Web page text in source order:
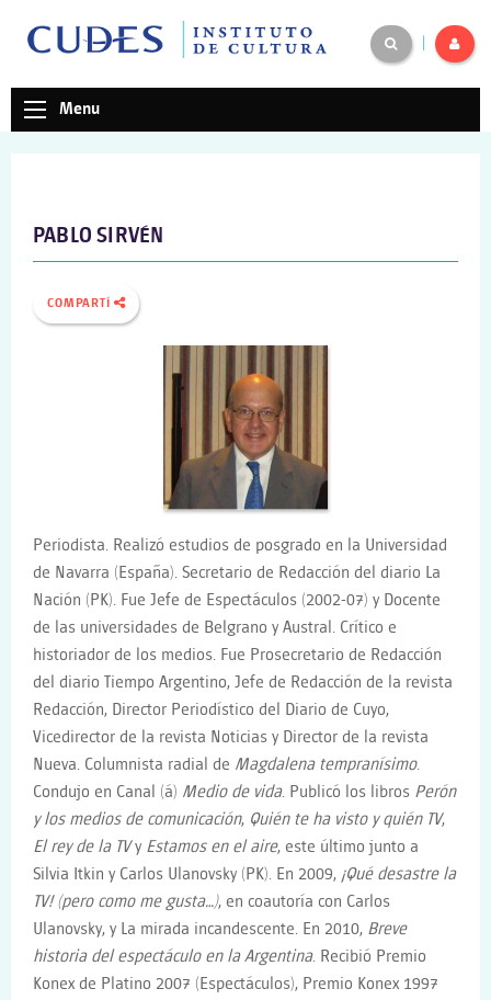
Menu
PABLO SIRVÉN
COMPARTÍ
Periodista. Realizó estudios de posgrado en la Universidad
de Navarra (España). Secretario de Redacción del diario La
Nación (PK). Fue Jefe de Espectáculos (2002-07) y Docente
de las universidades de Belgrano y Austral. Crítico e
historiador de los medios. Fue Prosecretario de Redacción
del diario Tiempo Argentino, Jefe de Redacción de la revista
Redacción, Director Periodístico del Diario de Cuyo,
Vicedirector de la revista Noticias y Director de la revista
Nueva. Columnista radial de Magdalena tempranísimo.
Condujo en Canal (á) Medio de vida. Publicó los libros Perón
y los medios de comunicación, Quién te ha visto y quién TV,
El rey de la TVy Estamos en el aire, este último junto a
Silvia Itkin y Carlos Ulanovsky (PK). En 2009, ¡Qué desastre la
TV! (pero como me gusta…), en coautoría con Carlos
Ulanovsky, y La mirada incandescente. En 2010, Breve
historia del espectáculo en la Argentina. Recibió Premio
Konex de Platino 2007 (Espectáculos), Premio Konex 1997